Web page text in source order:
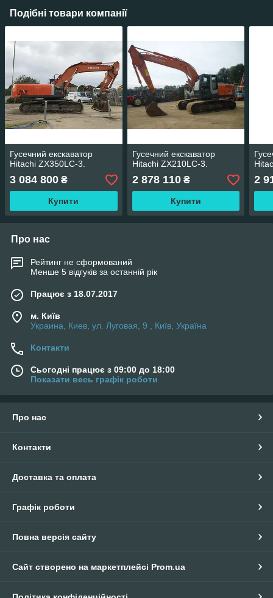
Подібні товари компанії
Гусечний екскаватор
Hitachi ZX350LC-3.
3 084 800 ₴
Купити
Гусечний екскаватор
Hitachi ZX210LC-3.
2 878 110₴
Купити
2
Про нас
Рейтинг не сформований
Менше 5 відгуків за останній рік
Працює з 18.07.2017
м. Київ
Украина, Киев, ул. Луговая, 9 , Київ, Україна
Контакти
Сьогодні працює з 09:00 до 18:00
Показати весь графік роботи
Про нас
Контакти
Доставка та оплата
Графік роботи
Повна версія сайту
Сайт створено на маркетплейсі Prom.ua